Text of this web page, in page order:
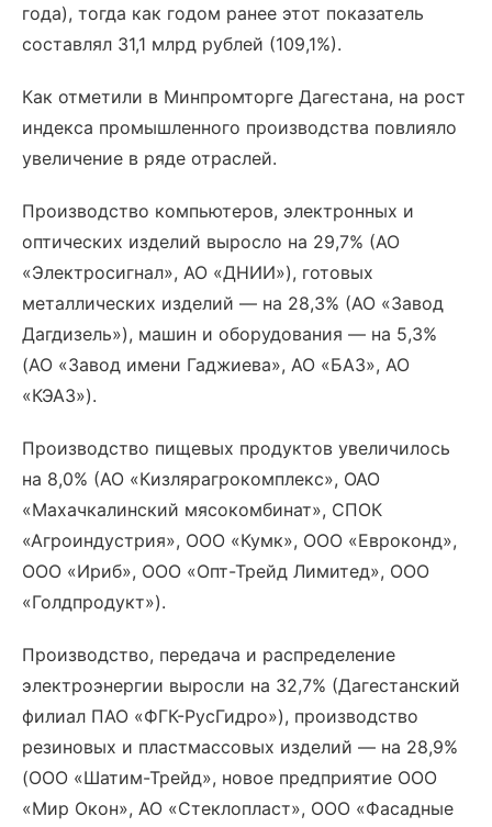
года), тогда как годом ранее этот показатель
составлял 31,1 млрд рублей (109,1%).
Как отметили в Минпромторге Дагестана, на рост
индекса промышленного производства повлияло
увеличение в ряде отраслей.
Производство компьютеров, электронных и
оптических изделий выросло на 29,7% (АО
«Электросигнал», АО «ДНИИ»), готовых
металлических изделий — на 28,3% (АО «Завод
Дагдизель»), машин и оборудования — на 5,3%
(АО «Завод имени Гаджиева», АО «БАЗ», АО
«КЭАЗ»).
Производство пищевых продуктов увеличилось
на 8,0% (АО «Кизлярагрокомплекс», ОАО
«Махачкалинский мясокомбинат», СПОК
«Агроиндустрия», ООО «Кумк», ООО «Евроконд»,
ООО «Ириб», ООО «Опт-Трейд Лимитед», ООО
«Голдпродукт»).
Производство, передача и распределение
электроэнергии выросли на 32,7% (Дагестанский
филиал ПАО «ФГК-РусГидро»), производство
резиновых и пластмассовых изделий — на 28,9%
(ООО «Шатим-Трейд», новое предприятие ООО
«Мир Окон», АО «Стеклопласт», ООО «Фасадные